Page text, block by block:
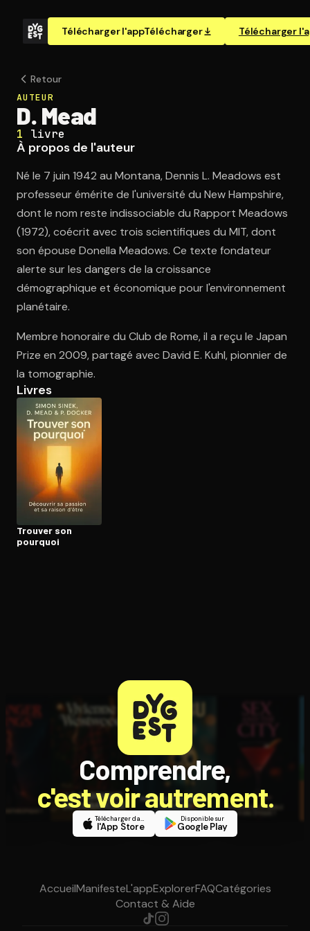
Télécharger l'appTélécharger Télécharger
Ouvre l'app Appareil photo, pointe sur le code. C'est gratuit à
Retour
AUTEUR
D. Mead
1 livre
À propos de l'auteur
Né le 7 juin 1942 au Montana, Dennis L. Meadows est
professeur émérite de l'université du New Hampshire,
dont le nom reste indissociable du Rapport Meadows
(1972), coécrit avec trois scientifiques du MIT, dont
son épouse Donella Meadows. Ce texte fondateur
alerte sur les dangers de la croissance
démographique et économique pour l'environnement
planétaire.
Membre honoraire du Club de Rome, il a reçu le Japan
Prize en 2009, partagé avec David E. Kuhl, pionnier de
la tomographie.
Livres
Trouver son
pourquoi
Comprendre,
c'est voir autrement.
Télécharger dans
l'App Store
Disponible sur
Google Play
AccueilManifesteL'appExplorerFAQCatégories
Contact & Aide